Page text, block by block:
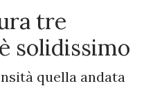
tre
solidissimo
quella andata